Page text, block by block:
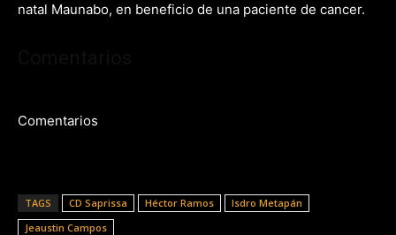
natal Maunabo, en beneficio de una paciente de cancer.
Comentarios
TAGS CD Saprissa Héctor Ramos
Isdro Metapán
Jeaustin Campos